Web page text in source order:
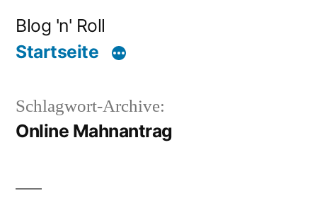
Inhalt
Blog 'n' Roll
Startseite
Schlagwort-Archive:
Online Mahnantrag